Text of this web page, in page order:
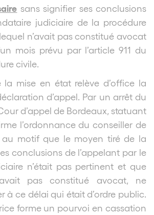
sans signifier ses conclusions
judiciaire de la procédure
n’avait pas constitué avocat
mois prévu par l’article 911 du
civile.
la mise en état relève d’office la
d’appel. Par un arrêt du
d’appel de Bordeaux, statuant
l’ordonnance du conseiller de
motif que le moyen tiré de la
conclusions de l’appelant par le
n’était pas pertinent et que
pas constitué avocat, ne
à ce délai qui était d’ordre public.
forme un pourvoi en cassation